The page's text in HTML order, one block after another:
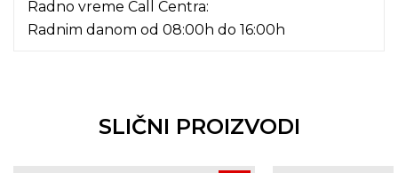
Radno vreme Call Centra:
Radnim danom od 08:00h do 16:00h
SLIČNI PROIZVODI